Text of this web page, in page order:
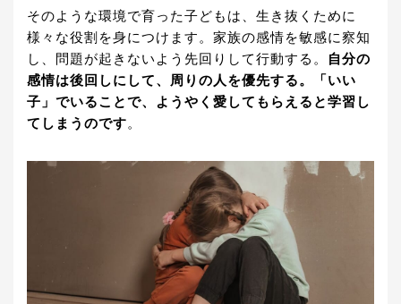
そのような環境で育った子どもは、生き抜くために
様々な役割を身につけます。家族の感情を敏感に察知
し、問題が起きないよう先回りして行動する。
自分の
感情は後回しにして、周りの人を優先する。「いい
子」でいることで、ようやく愛してもらえると学習し
てしまうのです。